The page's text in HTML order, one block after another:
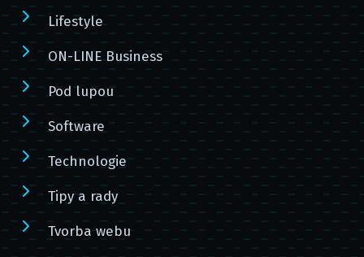
Lifestyle
ON-LINE Business
Pod lupou
Software
Technologie
Tipy a rady
Tvorba webu